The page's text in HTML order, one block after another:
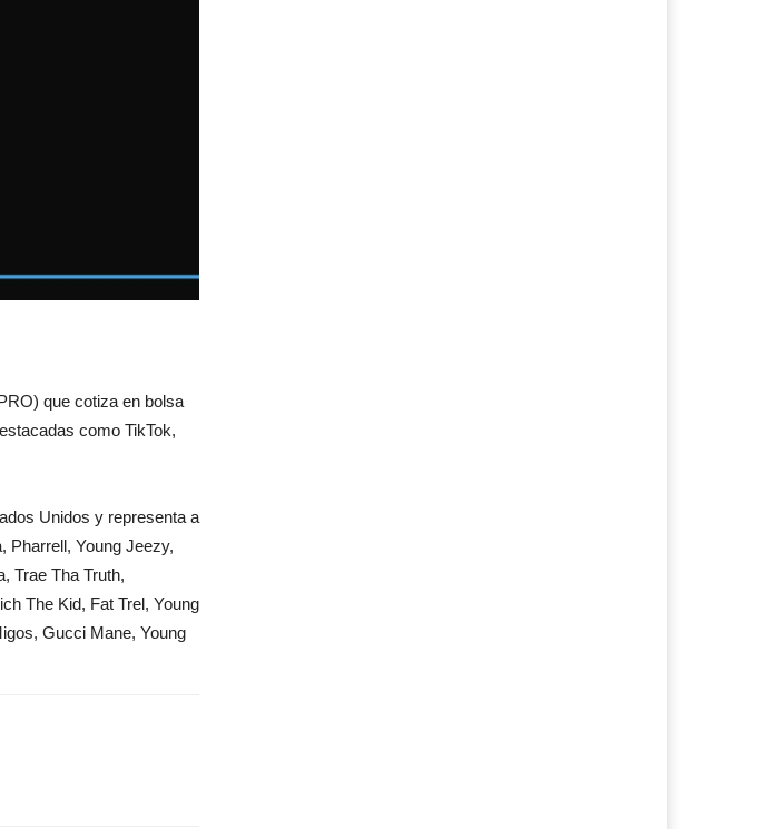
que cotiza en bolsa
como TikTok,
Unidos y representa a
Pharrell, Young Jeezy,
Trae Tha Truth,
The Kid, Fat Trel, Young
Gucci Mane, Young